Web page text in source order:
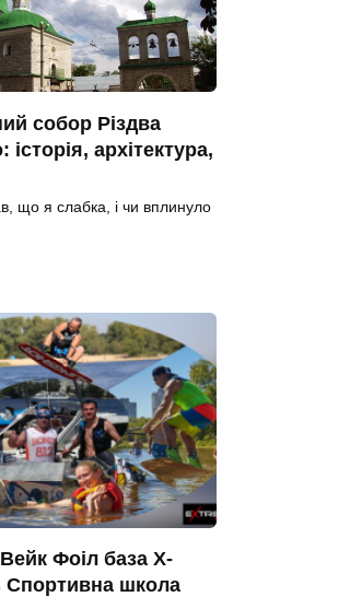
собор Різдва
архітектура,
що я слабка, і чи вплинуло
Фоіл база X-
Спортивна школа